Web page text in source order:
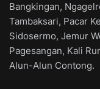
Bangkingan,
Tambaksari, Pacar
Sidosermo, Jemur
Pagesangan, Kali
Alun-Alun Contong.